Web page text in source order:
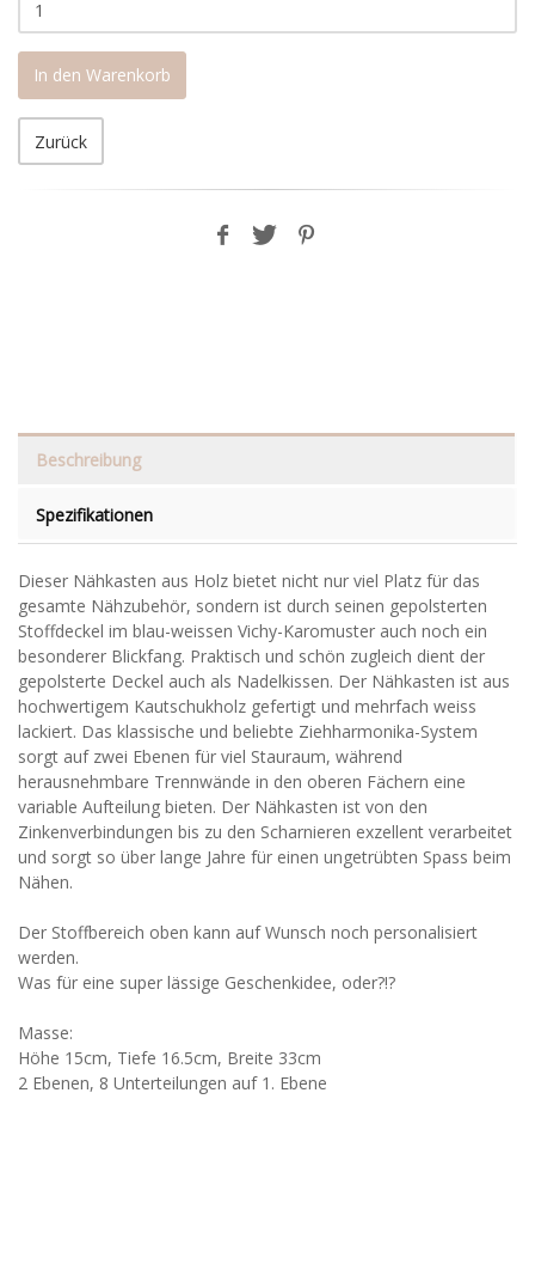
In den Warenkorb
Zurück
Beschreibung
Spezifikationen
Dieser Nähkasten aus Holz bietet nicht nur viel Platz für das
gesamte Nähzubehör, sondern ist durch seinen gepolsterten
Stoffdeckel im blau-weissen Vichy-Karomuster auch noch ein
besonderer Blickfang. Praktisch und schön zugleich dient der
gepolsterte Deckel auch als Nadelkissen. Der Nähkasten ist aus
hochwertigem Kautschukholz gefertigt und mehrfach weiss
lackiert. Das klassische und beliebte Ziehharmonika-System
sorgt auf zwei Ebenen für viel Stauraum, während
herausnehmbare Trennwände in den oberen Fächern eine
variable Aufteilung bieten. Der Nähkasten ist von den
Zinkenverbindungen bis zu den Scharnieren exzellent verarbeitet
und sorgt so über lange Jahre für einen ungetrübten Spass beim
Nähen.
Der Stoffbereich oben kann auf Wunsch noch personalisiert
werden.
Was für eine super lässige Geschenkidee, oder?!?
Masse:
Höhe 15cm, Tiefe 16.5cm, Breite 33cm
2 Ebenen, 8 Unterteilungen auf 1. Ebene